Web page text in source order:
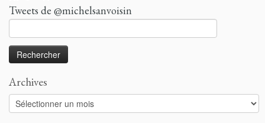
Tweets de @michelsanvoisin
Archives
Archives